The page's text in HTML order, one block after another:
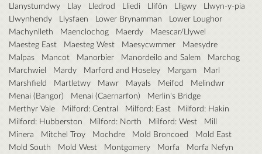
Llanystumdwy
Llay Lledrod Lliedi Llifôn Lligwy
Llwyn-y-pia
Llwynhendy
Llysfaen Lower Brynamman
Lower Loughor
Machynlleth
Maenclochog Maerdy
Maescar/Llywel
Maesteg East
Maesteg West Maesycwmmer
Maesydre
Malpas
Mancot Manorbier Manordeilo and Salem
Marchog
Marchwiel
Mardy Marford and Hoseley Margam
Marl
Marshfield
Martletwy Mawr Mayals Meifod
Melindwr
Menai (Bangor)
Menai (Caernarfon)
Merlin's Bridge
Merthyr Vale
Milford: Central Milford: East
Milford: Hakin
Milford: Hubberston
Milford: North Milford: West
Mill
Minera
Mitchel Troy Mochdre Mold Broncoed
Mold East
Mold South
Mold West Montgomery Morfa
Morfa Nefyn